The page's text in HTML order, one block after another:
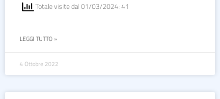
Totale visite dal 01/03/2024: 41
LEGGI TUTTO »
4 Ottobre 2022